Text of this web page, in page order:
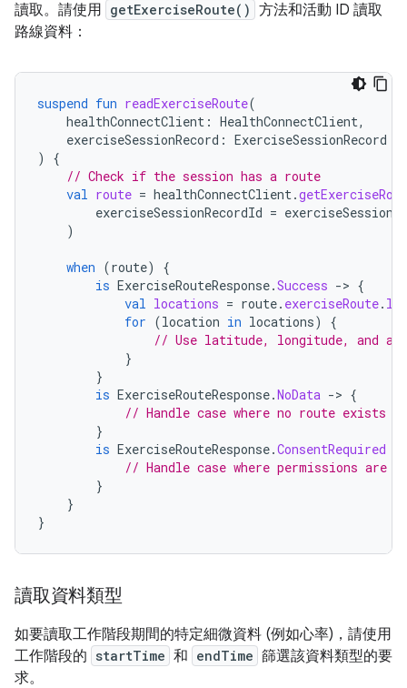
讀取。請使用 getExerciseRoute() 方法和活動 ID 讀取
路線資料：
suspend fun readExerciseRoute(
healthConnectClient : HealthConnectClient,
exerciseSessionRecord : ExerciseSessionRecord
)
{
// Check if the session has a route
val route = healthConnectClient.
exerciseSessionRecordId =
)
when (route)
{
is ExerciseRouteResponse.Success -> {
val locations = route. exerciseRoute.
for (location in locations)
{
// Use latitude, longitude, and
}
}
is ExerciseRouteResponse.NoData -> {
// Handle case where no route exists
}
is ExerciseRouteResponse.ConsentRequired
// Handle case where permissions are
}
}
}
讀取資料類型
如要讀取工作階段期間的特定細微資料 (例如心率)，請使用
工作階段的 startTime 和 endTime 篩選該資料類型的要
求。